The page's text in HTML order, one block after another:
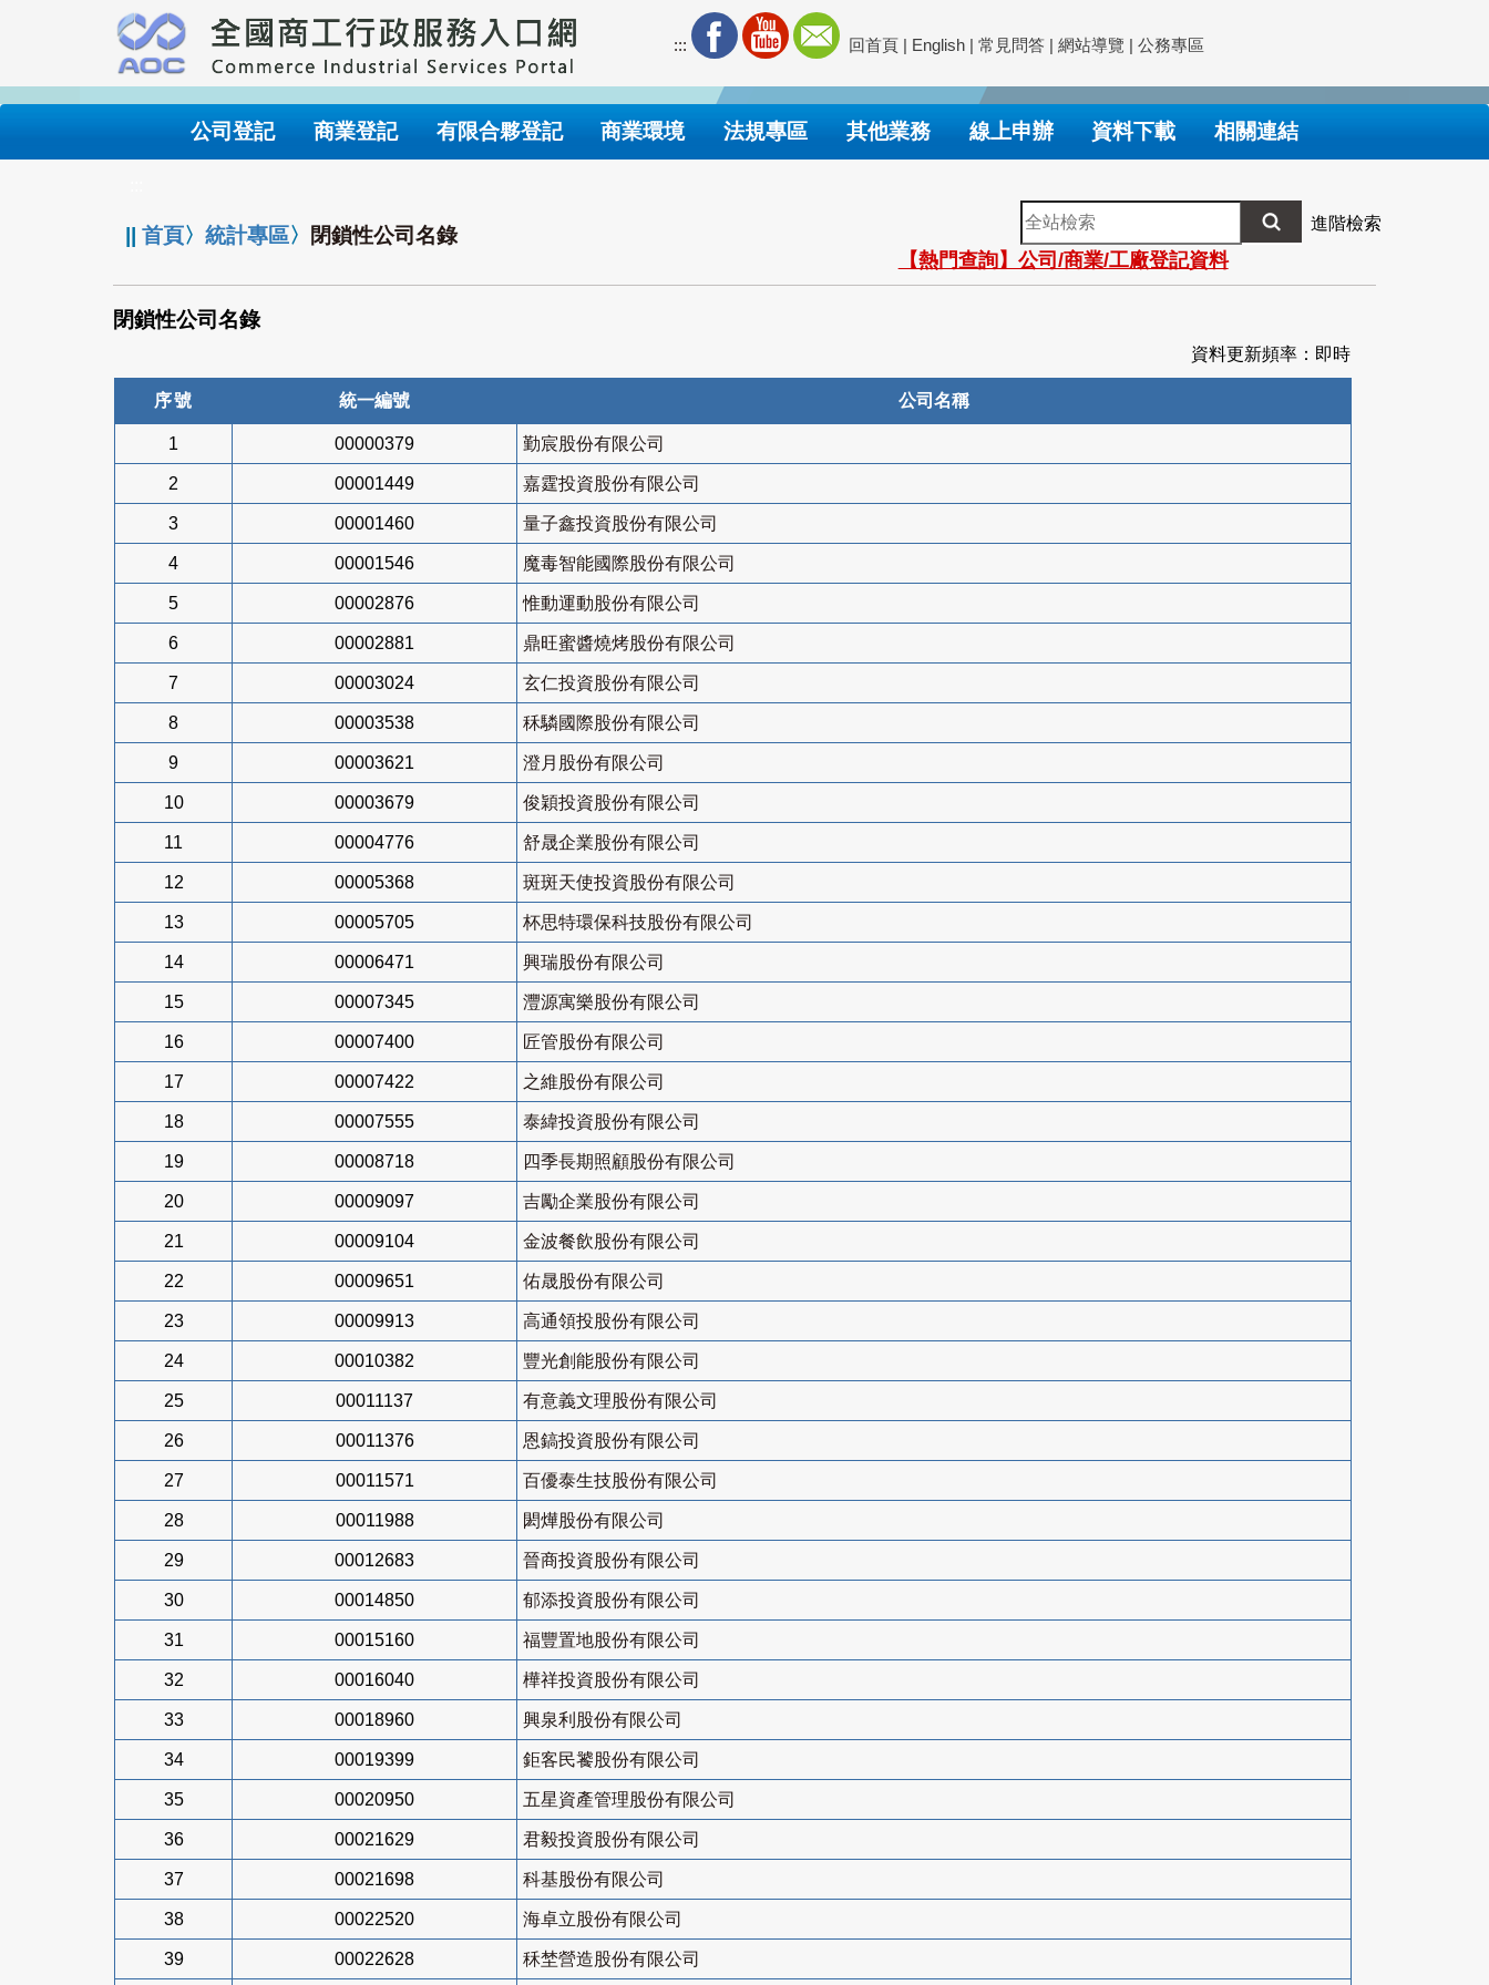
要
內
::: 回首頁 | English | 常見問答 | 網站導覽 | 公務專區
公司登記 商業登記 有限合夥登記 商業環境 法規專區 其他業務 線上申辦 資料下載 相關連結
||首頁〉統計專區〉 閉鎖性公司名錄
全
站
檢
索
進階檢索
【熱門查詢】公司/商業/工廠登記資料
閉鎖性公司名錄
資料更新頻率：即時
序號 統一編號 公司名稱
1 00000379 勤宸股份有限公司
2 00001449 嘉霆投資股份有限公司
3 00001460 量子鑫投資股份有限公司
4 00001546 魔毒智能國際股份有限公司
5 00002876 惟動運動股份有限公司
6 00002881 鼎旺蜜醬燒烤股份有限公司
7 00003024 玄仁投資股份有限公司
8 00003538 秝驎國際股份有限公司
9 00003621 澄月股份有限公司
10 00003679 俊穎投資股份有限公司
11 00004776 舒晟企業股份有限公司
12 00005368 斑斑天使投資股份有限公司
13 00005705 杯思特環保科技股份有限公司
14 00006471 興瑞股份有限公司
15 00007345 灃源寓樂股份有限公司
16 00007400 匠管股份有限公司
17 00007422 之維股份有限公司
18 00007555 泰緯投資股份有限公司
19 00008718 四季長期照顧股份有限公司
20 00009097 吉勵企業股份有限公司
21 00009104 金波餐飲股份有限公司
22 00009651 佑晟股份有限公司
23 00009913 高通領投股份有限公司
24 00010382 豐光創能股份有限公司
25 00011137 有意義文理股份有限公司
26 00011376 恩鎬投資股份有限公司
27 00011571 百優泰生技股份有限公司
28 00011988 閎燁股份有限公司
29 00012683 晉商投資股份有限公司
30 00014850 郁添投資股份有限公司
31 00015160 福豐置地股份有限公司
32 00016040 樺祥投資股份有限公司
33 00018960 興泉利股份有限公司
34 00019399 鉅客民饕股份有限公司
35 00020950 五星資產管理股份有限公司
36 00021629 君毅投資股份有限公司
37 00021698 科基股份有限公司
38 00022520 海卓立股份有限公司
39 00022628 秝埜營造股份有限公司